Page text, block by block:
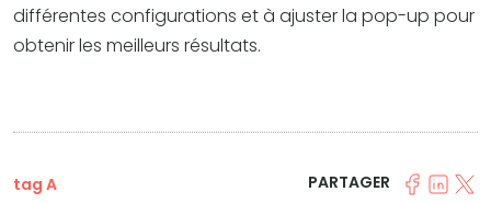
différentes configurations et à ajuster la pop-up pour
obtenir les meilleurs résultats.
tag A PARTAGER